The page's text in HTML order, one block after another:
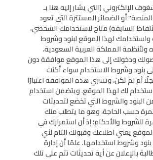
الإلكتروني (التي يشار إليه هنا بـ
أو الضمائر المستترة التي تعود
السابقة) متاح لاستخدامك الشخصي،
لهذا الموقع لبنود وشروط
ولأنظمة المملكة العربية السعودية،
ودخولك إلى هذا الموقع موافقة دون
بنود وشروط الاستخدام سواء أكنت
أم لم تكن، وتسري هذه الموافقة اعتبارًا
لك لهذا الموقع. ويتضمن استخدام
البنود والشروط التي تخضع لتحديثات
حسب الحاجة، وهو ما يتطلب منك
للشروط والأحكام؛ إذ أن استمرارك في
يعني اطلاعك وقبولك التام لأي
وشروط استخدامها. علمًا أن إدارة
بالإعلان عن أية تحديثات تتم على تلك